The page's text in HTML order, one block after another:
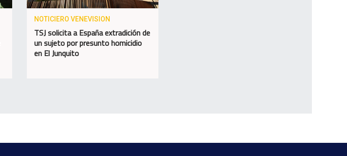
NOTICIERO VENEVISION
TSJ solicita a España extradición de
un sujeto por presunto homicidio
en El Junquito